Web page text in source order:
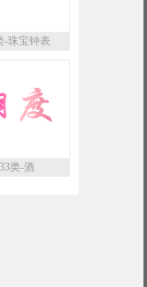
-珠宝钟表
类-酒